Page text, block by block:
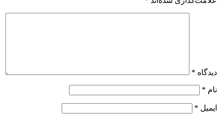
دیدگاه *
نام *
ایمیل *